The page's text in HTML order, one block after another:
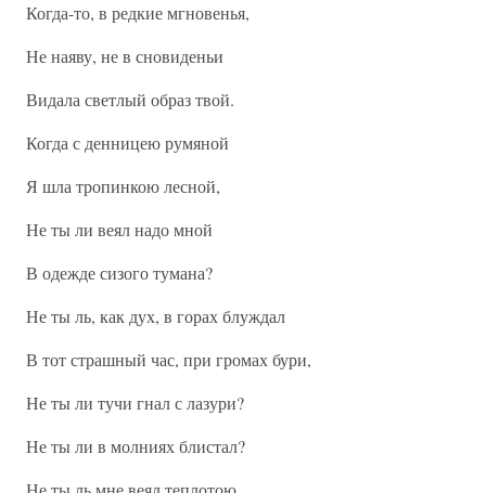
Когда-то, в редкие мгновенья,
Не наяву, не в сновиденьи
Видала светлый образ твой.
Когда с денницею румяной
Я шла тропинкою лесной,
Не ты ли веял надо мной
В одежде сизого тумана?
Не ты ль, как дух, в горах блуждал
В тот страшный час, при громах бури,
Не ты ли тучи гнал с лазури?
Не ты ли в молниях блистал?